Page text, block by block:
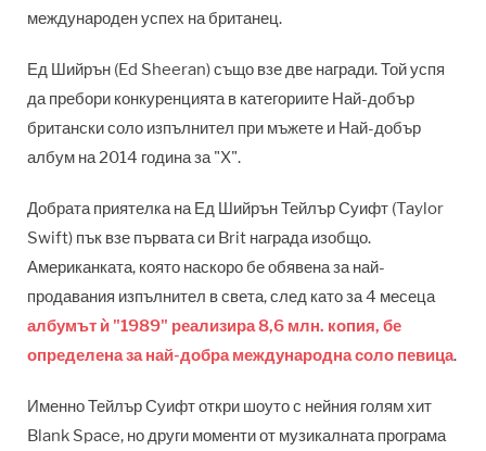
международен успех на британец.
Ед Шийрън (Ed Sheeran) също взе две награди. Той успя
да пребори конкуренцията в категориите Най-добър
британски соло изпълнител при мъжете и Най-добър
албум на 2014 година за "X".
Добрата приятелка на Ед Шийрън Тейлър Суифт (Taylor
Swift) пък взе първата си Brit награда изобщо.
Американката, която наскоро бе обявена за най-
продавания изпълнител в света, след като за 4 месеца
албумът ѝ "1989" реализира 8,6 млн. копия, бе
определена за най-добра международна соло певица.
Именно Тейлър Суифт откри шоуто с нейния голям хит
Blank Space, но други моменти от музикалната програма